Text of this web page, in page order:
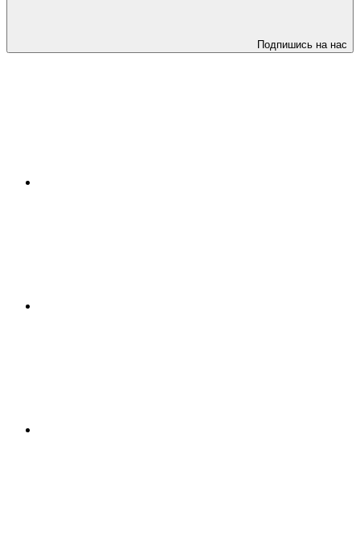
Подпишись на нас